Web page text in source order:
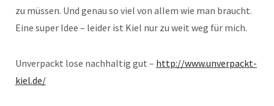
zu müssen. Und genau so viel von allem wie man braucht.
Eine super Idee – leider ist Kiel nur zu weit weg für mich.
Unverpackt lose nachhaltig gut – http://www.unverpackt-
kiel.de/